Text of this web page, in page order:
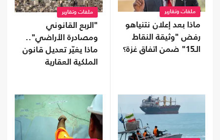
ملفات وتقارير
ماذا بعد إعلان نتنياهو
رفض "وثيقة النقاط
الـ15" ضمن اتفاق غزة؟
ملفات وتقارير
"الربع القانوني
ومصادرة الأراضي"..
ماذا يغيّر تعديل قانون
الملكية العقارية